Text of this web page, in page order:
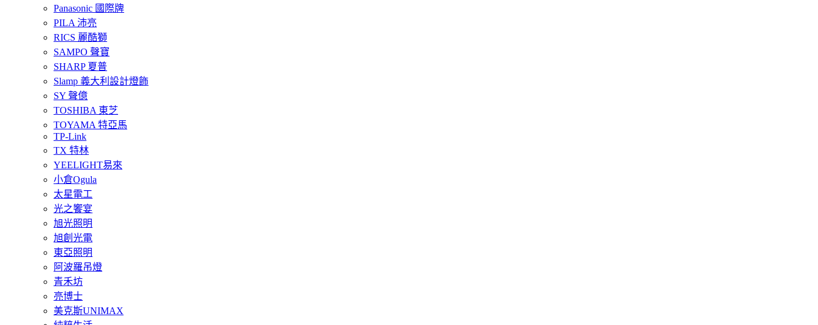
Panasonic 國際牌
PILA 沛亮
RICS 麗酷獅
SAMPO 聲寶
SHARP 夏普
Slamp 義大利設計燈飾
SY 聲億
TOSHIBA 東芝
TOYAMA 特亞馬
TP-Link
TX 特林
YEELIGHT易來
小倉Ogula
太星電工
光之饗宴
旭光照明
旭創光電
東亞照明
阿波羅吊燈
青禾坊
亮博士
美克斯UNIMAX